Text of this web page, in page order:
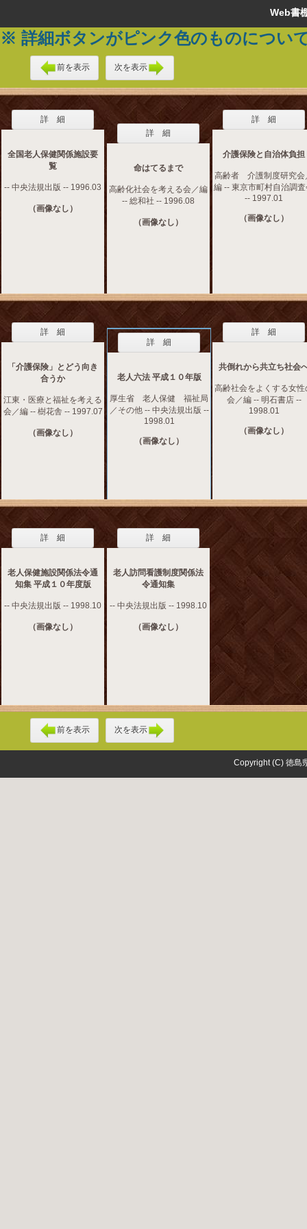
Web
※ 詳細ボタンがピンク色のものについ
前を表示 次を表示
詳 細
全国老人保健関係施設要
覧
-- 中央法規出版 -- 1996.03
（画像なし）
詳 細
命はてるまで
高齢化社会を考える会／編
-- 総和社 -- 1996.08
（画像なし）
詳 細
介護保険と自治体負担
高齢者 介護制度研究会
編 -- 東京市町村自治調
-- 1997.01
（画像なし）
詳 細
「介護保険」とどう向き
合うか
江東・医療と福祉を考える
会／編 -- 樹花舎 -- 1997.07
（画像なし）
詳 細
老人六法 平成１０年版
厚生省 老人保健 福祉局
／その他 -- 中央法規出版 --
1998.01
（画像なし）
詳 細
共倒れから共立ち社会
高齢社会をよくする女性
会／編 -- 明石書店 --
1998.01
（画像なし）
詳 細
老人保健施設関係法令通
知集 平成１０年度版
-- 中央法規出版 -- 1998.10
（画像なし）
詳 細
老人訪問看護制度関係法
令通知集
-- 中央法規出版 -- 1998.10
（画像なし）
前を表示 次を表示
Copyright (C) 徳島